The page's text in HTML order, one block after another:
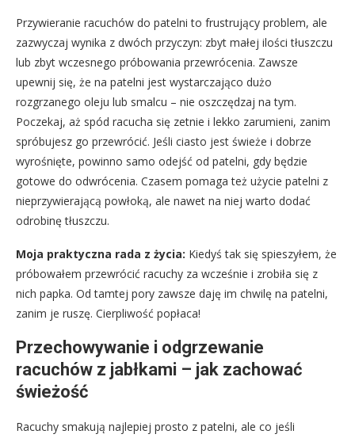
Przywieranie racuchów do patelni to frustrujący problem, ale
zazwyczaj wynika z dwóch przyczyn: zbyt małej ilości tłuszczu
lub zbyt wczesnego próbowania przewrócenia. Zawsze
upewnij się, że na patelni jest wystarczająco dużo
rozgrzanego oleju lub smalcu – nie oszczędzaj na tym.
Poczekaj, aż spód racucha się zetnie i lekko zarumieni, zanim
spróbujesz go przewrócić. Jeśli ciasto jest świeże i dobrze
wyrośnięte, powinno samo odejść od patelni, gdy będzie
gotowe do odwrócenia. Czasem pomaga też użycie patelni z
nieprzywierającą powłoką, ale nawet na niej warto dodać
odrobinę tłuszczu.
Moja praktyczna rada z życia: Kiedyś tak się spieszyłem, że
próbowałem przewrócić racuchy za wcześnie i zrobiła się z
nich papka. Od tamtej pory zawsze daję im chwilę na patelni,
zanim je ruszę. Cierpliwość popłaca!
Przechowywanie i odgrzewanie
racuchów z jabłkami – jak zachować
świeżość
Racuchy smakują najlepiej prosto z patelni, ale co jeśli